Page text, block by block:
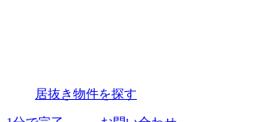
居抜き物件を探す